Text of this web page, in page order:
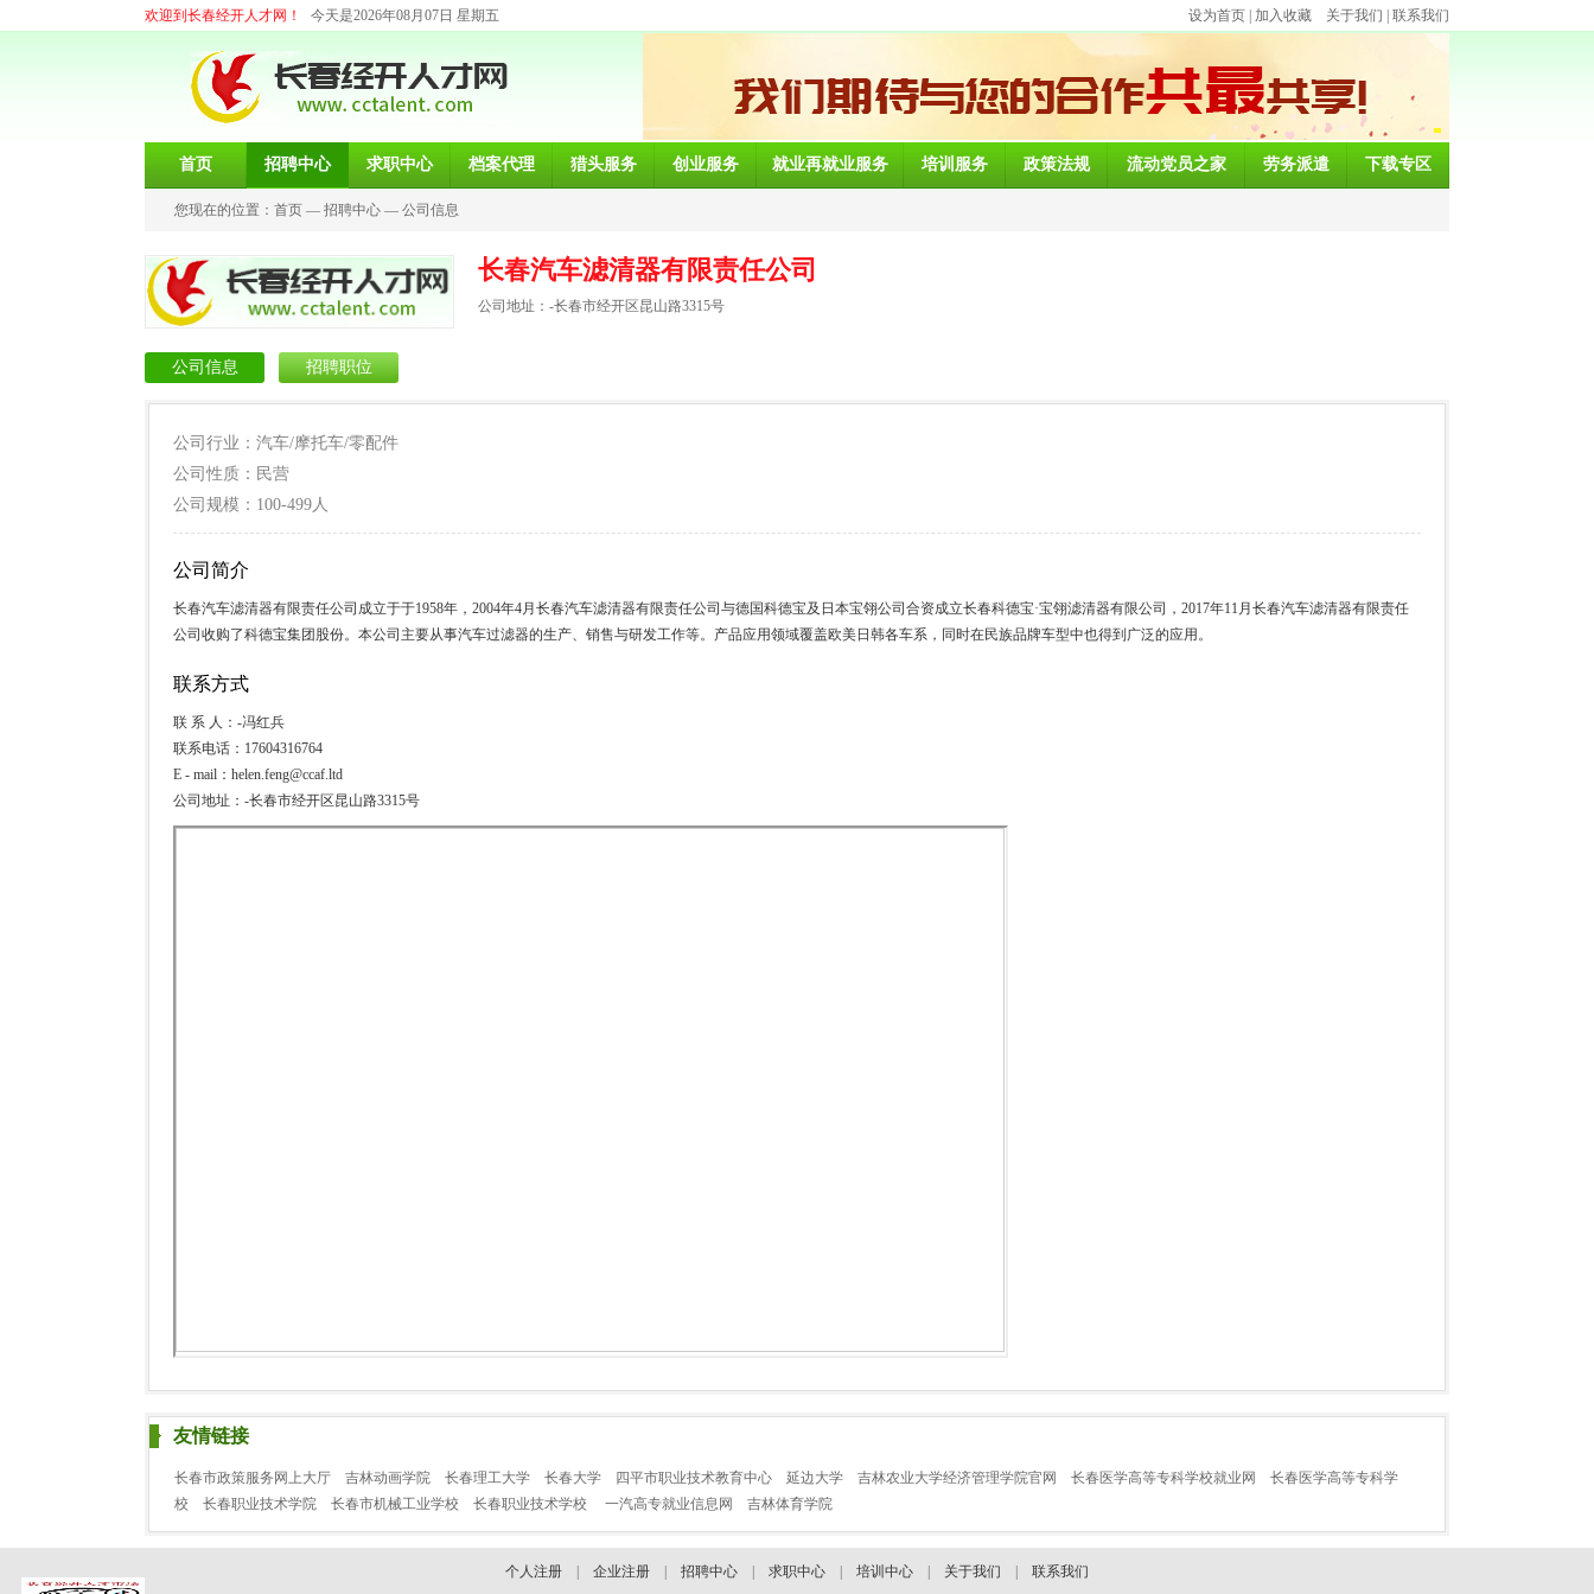
欢迎到长春经开人才网！ 今天是2026年08月07日 星期五 设为首页 加入收藏 关于我们 联系我们
首页 招聘中心 求职中心 档案代理 猎头服务 创业服务 就业再就业服务 培训服务 政策法规 流动党员之家 劳务派遣 下载专区
您现在的位置： 首页 — 招聘中心 — 公司信息
长春汽车滤清器有限责任公司
公司地址：-长春市经开区昆山路3315号
公司信息 招聘职位
公司行业：汽车/摩托车/零配件
公司性质：民营
公司规模：100-499人
公司简介
长春汽车滤清器有限责任公司成立于于1958年，2004年4月长春汽车滤清器有限责任公司与德国科德宝及日本宝翎公司合资成立长春科德宝·宝翎滤清器有限公司，2017年11月长春汽车滤清器有限责任
公司收购了科德宝集团股份。本公司主要从事汽车过滤器的生产、销售与研发工作等。产品应用领域覆盖欧美日韩各车系，同时在民族品牌车型中也得到广泛的应用。
联系方式
联 系 人：-冯红兵
联系电话：17604316764
E - mail：helen.feng@ccaf.ltd
公司地址：-长春市经开区昆山路3315号
友情链接
长春市政策服务网上大厅 吉林动画学院 长春理工大学 长春大学 四平市职业技术教育中心 延边大学 吉林农业大学经济管理学院官网 长春医学高等专科学校就业网
长春医学高等专科学
校
长春职业技术学院 长春市机械工业学校 长春职业技术学校 一汽高专就业信息网 吉林体育学院
个人注册 企业注册 招聘中心 求职中心 培训中心 关于我们 联系我们